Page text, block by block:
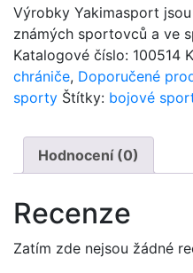
Výrobky Yakimasport
známých sportovců a ve
Katalogové číslo: 100514
chrániče, Doporučené
sporty Štítky: bojové
Hodnocení (0)
Recenze
Zatím zde nejsou žádné